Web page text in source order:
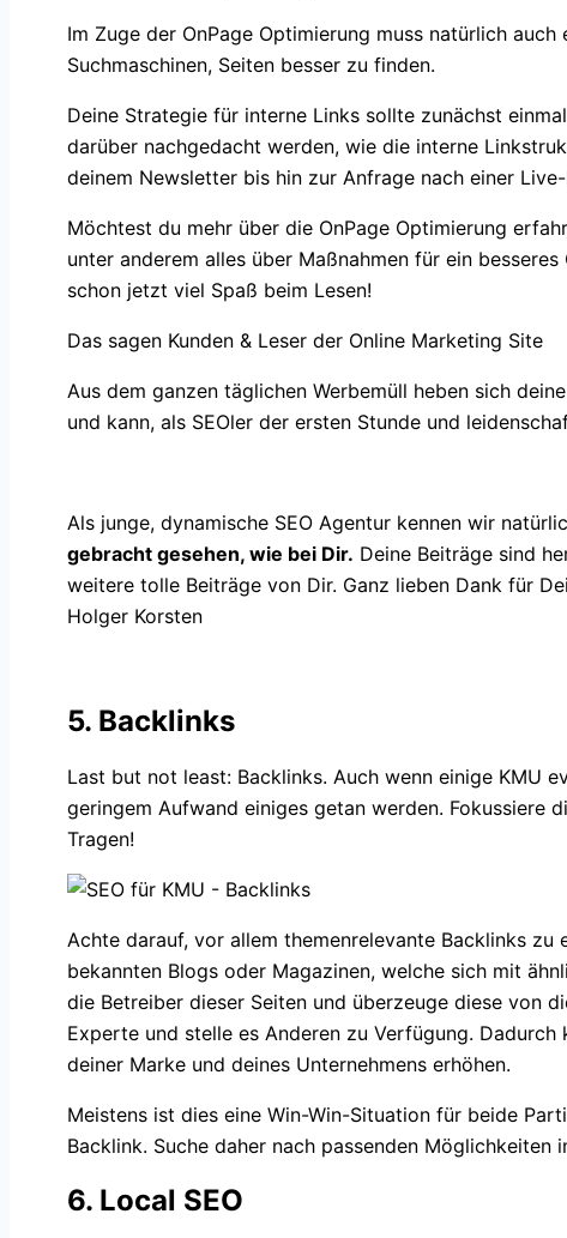
Im Zuge der OnPage Optimierung muss natürlich
Suchmaschinen, Seiten besser zu finden.
Deine Strategie für interne Links sollte zunächst
darüber nachgedacht werden, wie die interne
deinem Newsletter bis hin zur Anfrage nach einer
Möchtest du mehr über die OnPage Optimierung
unter anderem alles über Maßnahmen für ein
schon jetzt viel Spaß beim Lesen!
Das sagen Kunden & Leser der Online Marketing Site
Aus dem ganzen täglichen Werbemüll heben sich
und kann, als SEOler der ersten Stunde und
Als junge, dynamische SEO Agentur kennen wir
gebracht gesehen, wie bei Dir. Deine Beiträge sind
weitere tolle Beiträge von Dir. Ganz lieben Dank für
Holger Korsten
5. Backlinks
Last but not least: Backlinks. Auch wenn einige KMU
geringem Aufwand einiges getan werden.
Tragen!
Achte darauf, vor allem themenrelevante Backlinks
bekannten Blogs oder Magazinen, welche sich mit
die Betreiber dieser Seiten und überzeuge diese von
Experte und stelle es Anderen zu Verfügung.
deiner Marke und deines Unternehmens erhöhen.
Meistens ist dies eine Win-Win-Situation für beide
Backlink. Suche daher nach passenden Möglichkeiten
6. Local SEO